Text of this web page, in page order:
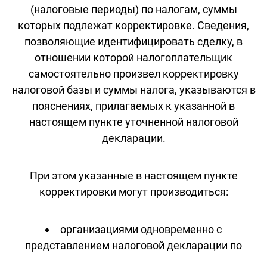
(налоговые периоды) по налогам, суммы
которых подлежат корректировке. Сведения,
позволяющие идентифицировать сделку, в
отношении которой налогоплательщик
самостоятельно произвел корректировку
налоговой базы и суммы налога, указываются в
пояснениях, прилагаемых к указанной в
настоящем пункте уточненной налоговой
декларации.
При этом указанные в настоящем пункте
корректировки могут производиться:
организациями одновременно с
представлением налоговой декларации по